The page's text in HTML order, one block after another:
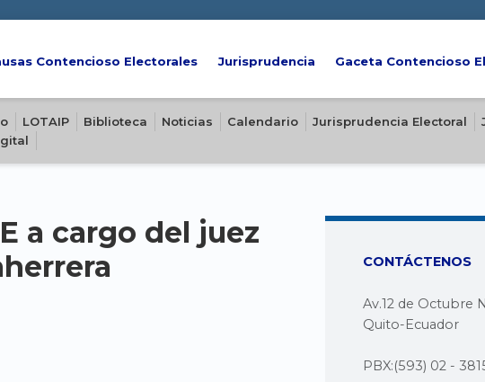
Contencioso Electorales Jurisprudencia Gaceta Contencioso
LOTAIP Biblioteca Noticias Calendario Jurisprudencia Electoral
a cargo del juez
CONTÁCTENOS
Av.12 de Octubre
Quito-Ecuador
PBX:(593) 02 -